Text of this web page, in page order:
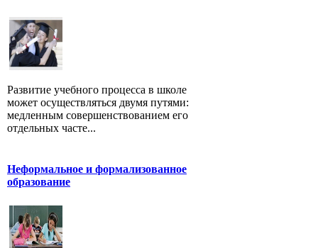
Развитие учебного процесса в школе
может осуществляться двумя путями:
медленным совершенствованием его
отдельных часте...
Неформальное и формализованное
образование